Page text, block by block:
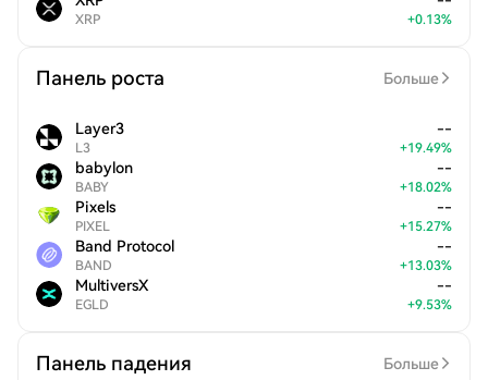
XRP +0.13%
Панель роста Больше
Layer3
L3
--
+19.49%
babylon
BABY
--
+18.02%
Pixels
PIXEL
--
+15.27%
Band Protocol
BAND
--
+13.03%
MultiversX
EGLD
--
+9.53%
Панель падения Больше